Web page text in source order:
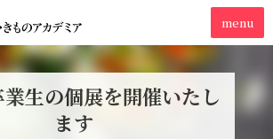
生の個展を開催いたし
ます